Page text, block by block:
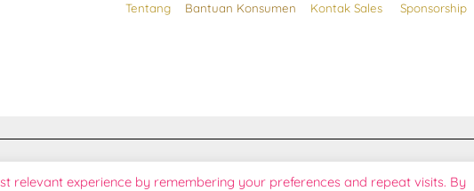
Tentang Bantuan Konsumen Kontak Sales Sponsorship
relevant experience by remembering your preferences and repeat visits. By